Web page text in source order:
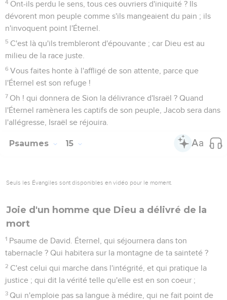
4 Ont-ils perdu le sens, tous ces ouvriers d'iniquité ? Ils
dévorent mon peuple comme s'ils mangeaient du pain ; ils
n'invoquent point l'Éternel.
5 C'est là qu'ils trembleront d'épouvante ; car Dieu est au
milieu de la race juste.
6 Vous faites honte à l'affligé de son attente, parce que
l'Éternel est son refuge !
7 Oh ! qui donnera de Sion la délivrance d'Israël ? Quand
l'Éternel ramènera les captifs de son peuple, Jacob sera dans
l'allégresse, Israël se réjouira.
Psaumes 15
Seuls les Évangiles sont disponibles en vidéo pour le moment.
Joie d'un homme que Dieu a délivré de la
mort
1 Psaume de David. Éternel, qui séjournera dans ton
tabernacle ? Qui habitera sur la montagne de ta sainteté ?
2 C'est celui qui marche dans l'intégrité, et qui pratique la
justice ; qui dit la vérité telle qu'elle est en son coeur ;
3 Qui n'emploie pas sa langue à médire, qui ne fait point de